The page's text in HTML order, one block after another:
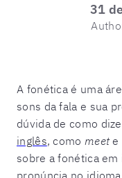
31
A fonética é uma
sons da fala e sua
dúvida de como
inglês, como meete
sobre a fonética
pronúncia no